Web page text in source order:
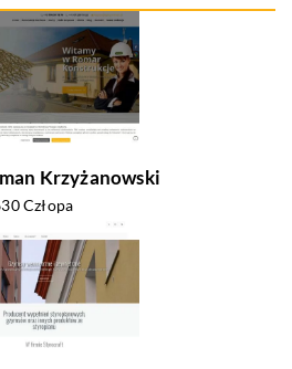
Krzyżanowski
Człopa